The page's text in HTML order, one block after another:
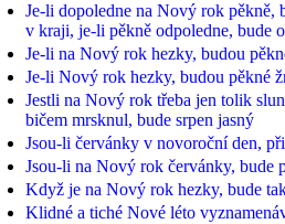
Je-li dopoledne na Nový rok pěkně,
v kraji, je-li pěkně odpoledne, bude
Je-li na Nový rok hezky, budou
Je-li Nový rok hezky, budou pěkné
Jestli na Nový rok třeba jen tolik
bičem mrsknul, bude srpen jasný
Jsou-li červánky v novoroční den,
Jsou-li na Nový rok červánky, bude
Když je na Nový rok hezky, bude
Klidné a tiché Nové léto